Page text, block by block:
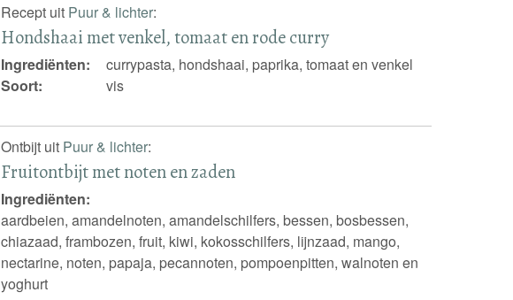
Recept uit Puur & lichter:
Hondshaai met venkel, tomaat en rode curry
Ingrediënten:
currypasta, hondshaai, paprika, tomaat en venkel
Soort:
vis
Ontbijt uit Puur & lichter:
Fruitontbijt met noten en zaden
Ingrediënten:
aardbeien, amandelnoten, amandelschilfers, bessen, bosbessen,
chiazaad, frambozen, fruit, kiwi, kokosschilfers, lijnzaad, mango,
nectarine, noten, papaja, pecannoten, pompoenpitten, walnoten en
yoghurt